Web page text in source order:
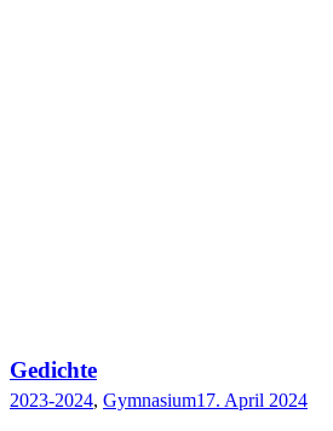
Gedichte
2023-2024, Gymnasium17. April 2024